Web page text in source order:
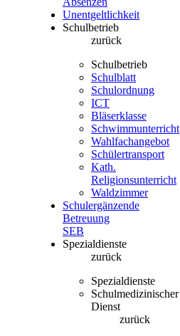
Unentgeltlichkeit
Schulbetrieb
zurück
Schulbetrieb
Schulblatt
Schulordnung
ICT
Bläserklasse
Schwimmunterricht
Wahlfachangebot
Schülertransport
Kath.
Religionsunterricht
Waldzimmer
Schulergänzende
Betreuung
SEB
Spezialdienste
zurück
Spezialdienste
Schulmedizinischer
Dienst
zurück